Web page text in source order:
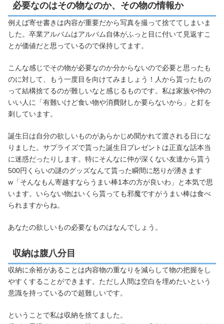
必要なのはその物なのか、その物の情報か
例えば寄せ書きは内容が重要だから写真を撮って捨ててしまいま
した。卒業アルバムはアルバム自体がふっと目に付いて見返すこ
とが価値だと思っているので保持してます。
こんな感じでその物が必要なのか分からないので必要と思ったも
のに対して、もう一度目を向けてみましょう！人から貰ったもの
って結構捨てるのが難しいなと感じるものです。私は家族や仲の
いい人に「有難いけど食い物や消費財しか要らないから」と釘を
刺しています。
誕生日は自分の欲しいものがあらかじめ聞かれて渡される日にな
りました。サプライズで貰った誕生日プレゼントは正直な話本当
に迷惑だったりします。特にそんなに仲が深くない友達から貰う
500円くらいの謎のグッズなんて貰った瞬間に怒りが湧きます
w「そんなもん寄越すならうまい棒1本の方が良いわ」と本気で思
います。いらない物はいくら貰っても邪魔ですがうまい棒は食べ
られますからね。
あなたの欲しいもの必要なものはなんでしょう。
収納は腹八分目
収納に余裕があることは内容物の重なりを減らして物の把握をし
やすくすることができます。ただし人間は空白を埋めたいという
意識を持っているので超難しいです。
ということで私は収納を捨てました。